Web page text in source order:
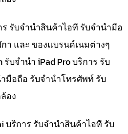
ร รับจำนำสินค้าไอที รับจำนำมือ
า และ ของแบรนด์เนมต่างๆ
บจำนำ iPad Pro บริการ รับ
มือถือ รับจำนำโทรศัพท์ รับ
อง
บริการ รับจำนำสินค้าไอที รับ